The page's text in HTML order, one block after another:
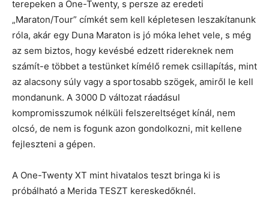
terepeken a One-Twenty, s persze az eredeti
„Maraton/Tour” címkét sem kell képletesen leszakítanunk
róla, akár egy Duna Maraton is jó móka lehet vele, s még
az sem biztos, hogy kevésbé edzett ridereknek nem
számít-e többet a testünket kímélő remek csillapítás, mint
az alacsony súly vagy a sportosabb szögek, amiről le kell
mondanunk. A 3000 D változat ráadásul
kompromisszumok nélküli felszereltséget kínál, nem
olcsó, de nem is fogunk azon gondolkozni, mit kellene
fejleszteni a gépen.
A One-Twenty XT mint hivatalos teszt bringa ki is
próbálható a Merida TESZT kereskedőknél.